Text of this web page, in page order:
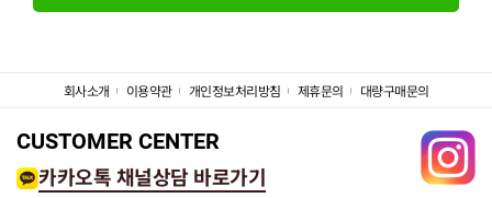
회사소개 이용약관 개인정보처리방침 제휴문의 대량구매문의
CUSTOMER CENTER
카카오톡 채널상담 바로가기